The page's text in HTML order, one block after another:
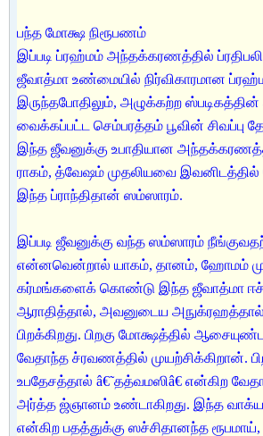
பந்த மோக்ஷ நிரூபணம்
இப்படி ப்ரஹ்மம் அந்தக்கரணத்தில்
ஜீவாத்மா உண்மையில் நிர்விகாரமான
இருந்தபோதிலும், அழுக்கற்ற ஸ்படிகத்தின்
வைக்கப்பட்ட செம்பரத்தம் பூவின் சிவப்பு
இந்த ஜீவனுக்கு உபாதியான
ராகம், த்வேஷம் முதலியவை
இந்த ப்ராந்திதான் ஸம்ஸாரம்.
இப்படி ஜீவனுக்கு வந்த ஸம்ஸாரம்
என்னவென்றால் யாகம், தானம், ஹோமம்
கர்மங்களைக் கொண்டு இந்த ஜீவாத்மா
ஆராதித்தால், அவனுடைய அநுக்ரஹத்தால்
பிறக்கிறது. பிறகு மோக்ஷத்தில்
வேதாந்த ச்ரவணத்தில் முயற்சிக்கிறான்.
உபதேசத்தால் â€˜தத்வமஸிâ€ என்கிற
அர்த்த ஜ்ஞானம் உண்டாகிறது. இந்த
என்கிற பதத்துக்கு ஸச்சிதானந்த